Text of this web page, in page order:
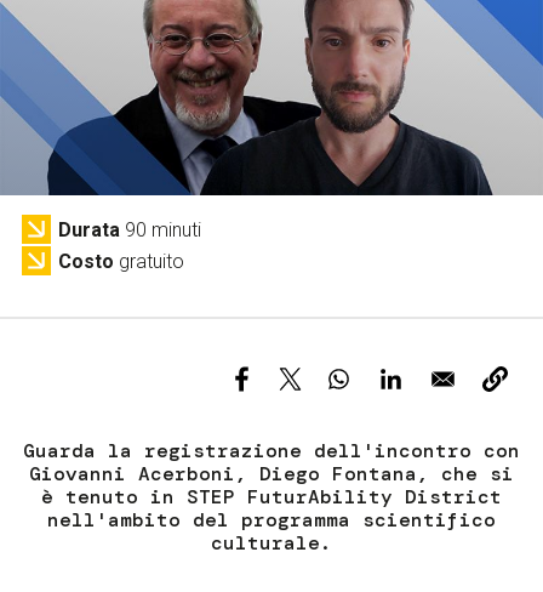
Servizi e accessibilità
Contatti
Biglietti
Durata 90 minuti
Costo gratuito
Guarda la registrazione dell'incontro con
Giovanni Acerboni, Diego Fontana, che si
è tenuto in STEP FuturAbility District
nell'ambito del programma scientifico
culturale.